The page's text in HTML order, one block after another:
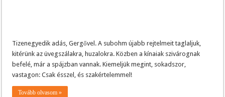
Tizenegyedik adás, Gergővel. A subohm újabb rejtelmeit taglaljuk,
kitérünk az üvegszálakra, huzalokra. Közben a kínaiak szivárognak
befelé, már a spájzban vannak. Kiemeljük megint, sokadszor,
vastagon: Csak ésszel, és szakértelemmel!
Tovább olvasom »